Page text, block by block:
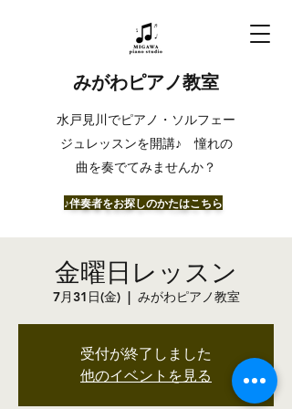
みがわピアノ教室
​水戸見川でピアノ・ソルフェー
ジュレッスンを開講♪ 憧れの
曲を奏でてみませんか？
​♪伴奏者をお探しのかたはこちら
金曜日レッスン
7月31日(金)
  |
みがわピアノ教室
受付が終了しました
他のイベントを見る